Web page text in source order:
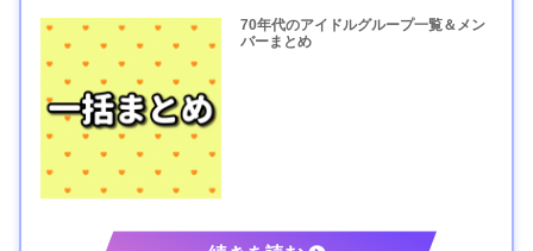
70年代のアイドルグループ一覧＆メン
バーまとめ